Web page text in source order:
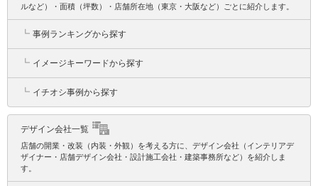
ルなど）・面積（坪数）・店舗所在地（東京・大阪など）ごとに紹介します。
┗ 事例ランキングから探す
┗ イメージキーワードから探す
┗ イチオシ事例から探す
デザイン会社一覧
店舗の開業・改装（内装・外観）を考える方に、デザイン会社（インテリアデ
ザイナー・店舗デザイン会社・設計施工会社・建築事務所など）を紹介しま
す。